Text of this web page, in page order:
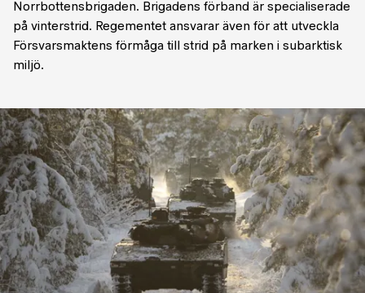
Norrbottensbrigaden. Brigadens förband är specialiserade
på vinterstrid. Regementet ansvarar även för att utveckla
Försvarsmaktens förmåga till strid på marken i subarktisk
miljö.